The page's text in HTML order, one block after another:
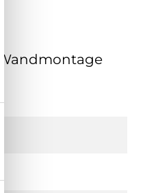
Wandmontage